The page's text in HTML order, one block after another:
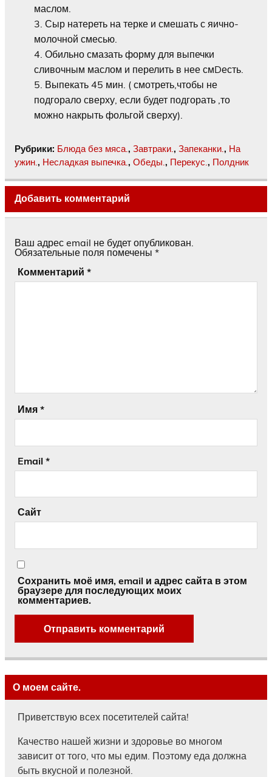
маслом.
Сыр натереть на терке и смешать с яично-
молочной смесью.
Обильно смазать форму для выпечки
сливочным маслом и перелить в нее смDесть.
Выпекать 45 мин. ( смотреть,чтобы не
подгорало сверху, если будет подгорать ,то
можно накрыть фольгой сверху).
Рубрики: Блюда без мяса., Завтраки., Запеканки., На
ужин., Несладкая выпечка., Обеды., Перекус., Полдник
Добавить комментарий
Ваш адрес email не будет опубликован.
Обязательные поля помечены *
Комментарий *
Имя *
Email *
Сайт
Сохранить моё имя, email и адрес сайта в этом
браузере для последующих моих
комментариев.
О моем сайте.
Приветствую всех посетителей сайта!
Качество нашей жизни и здоровье во многом
зависит от того, что мы едим. Поэтому еда должна
быть вкусной и полезной.